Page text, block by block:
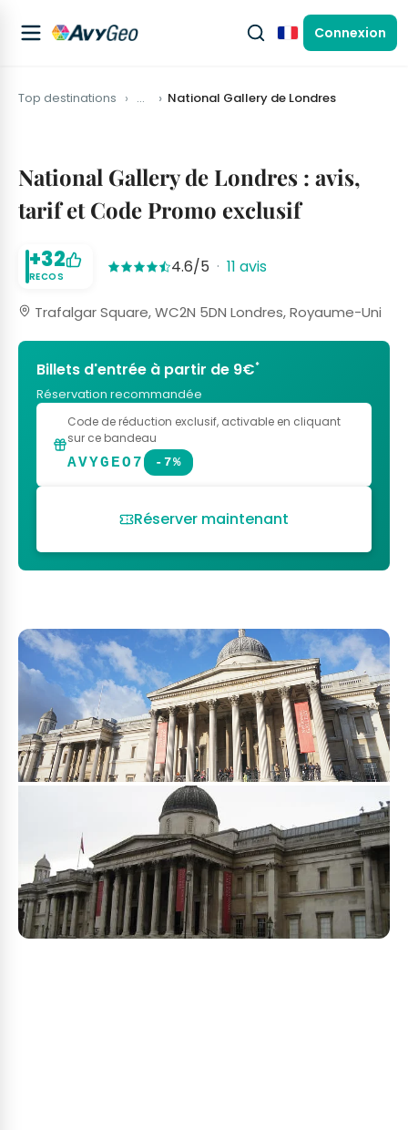
FrançaisConnexion
Top destinations … National Gallery de Londres
National Gallery de Londres : avis,
tarif et Code Promo exclusif
+32
RECOS 4.6/5 · 11 avis
Trafalgar Square, WC2N 5DN Londres, Royaume-Uni
Billets d'entrée à partir de 9€*
Réservation recommandée
Code de réduction exclusif, activable en cliquant
sur ce bandeau
AVYGEO7 -7%
Réserver maintenant